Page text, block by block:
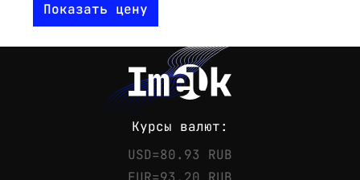
Показать цену
Курсы валют:
USD=80.93 RUB